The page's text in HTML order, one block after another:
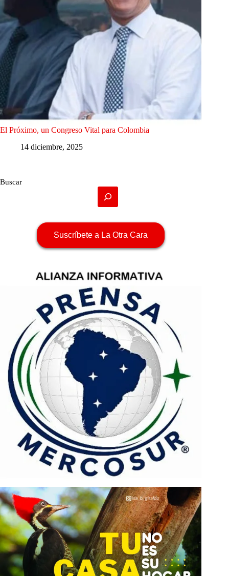
El Próximo, un Congreso Vital para Colombia
14 diciembre, 2025
Buscar
Suscríbete a La Otra Cara